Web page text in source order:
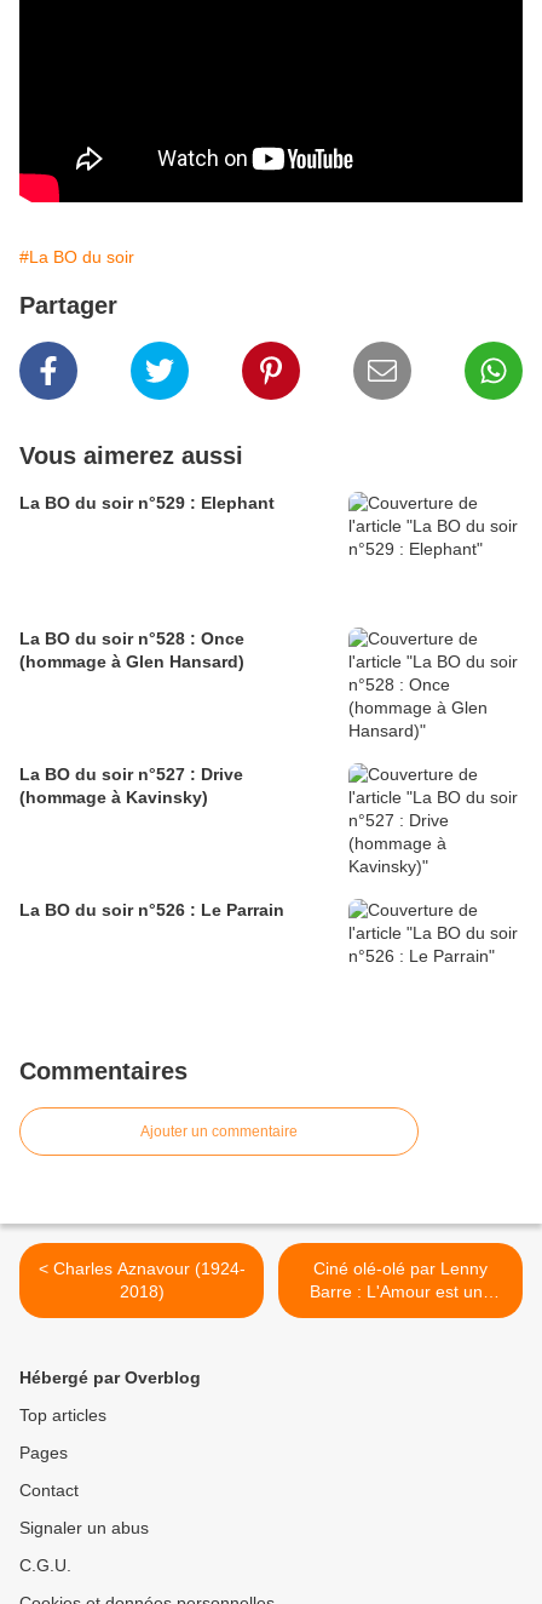
#La BO du soir
Partager
Vous aimerez aussi
La BO du soir n°529 : Elephant
La BO du soir n°528 : Once
(hommage à Glen Hansard)
La BO du soir n°527 : Drive
(hommage à Kavinsky)
La BO du soir n°526 : Le Parrain
Commentaires
Ajouter un commentaire
< Charles Aznavour (1924-
2018)
Ciné olé-olé par Lenny
Barre : L'Amour est une
fête >
Hébergé par Overblog
Top articles
Pages
Contact
Signaler un abus
C.G.U.